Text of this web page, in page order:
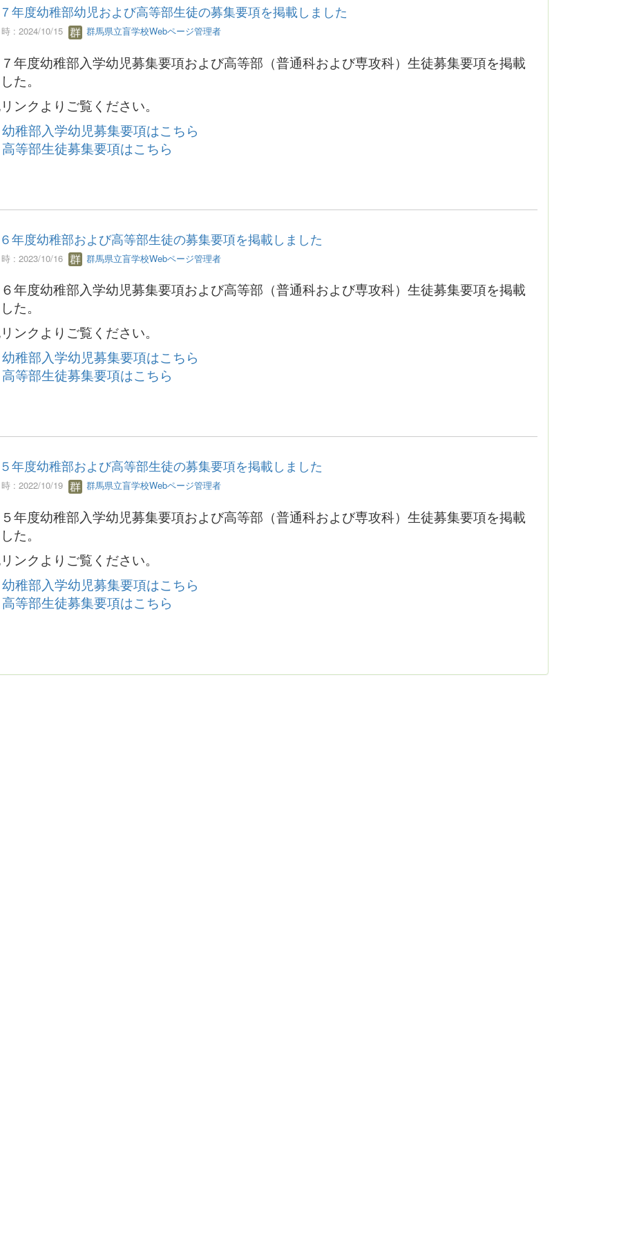
年度幼稚部幼児および高等部生徒の募集要項を掲載しました
: 2024/10/15 群馬県立盲学校Webページ管理者
年度幼稚部入学幼児募集要項および高等部（普通科および専攻科）生徒募集要項を掲載
た。
ンクよりご覧ください。
幼稚部入学幼児募集要項はこちら
高等部生徒募集要項はこちら
年度幼稚部および高等部生徒の募集要項を掲載しました
: 2023/10/16 群馬県立盲学校Webページ管理者
年度幼稚部入学幼児募集要項および高等部（普通科および専攻科）生徒募集要項を掲載
た。
ンクよりご覧ください。
幼稚部入学幼児募集要項はこちら
高等部生徒募集要項はこちら
年度幼稚部および高等部生徒の募集要項を掲載しました
: 2022/10/19 群馬県立盲学校Webページ管理者
年度幼稚部入学幼児募集要項および高等部（普通科および専攻科）生徒募集要項を掲載
た。
ンクよりご覧ください。
幼稚部入学幼児募集要項はこちら
高等部生徒募集要項はこちら